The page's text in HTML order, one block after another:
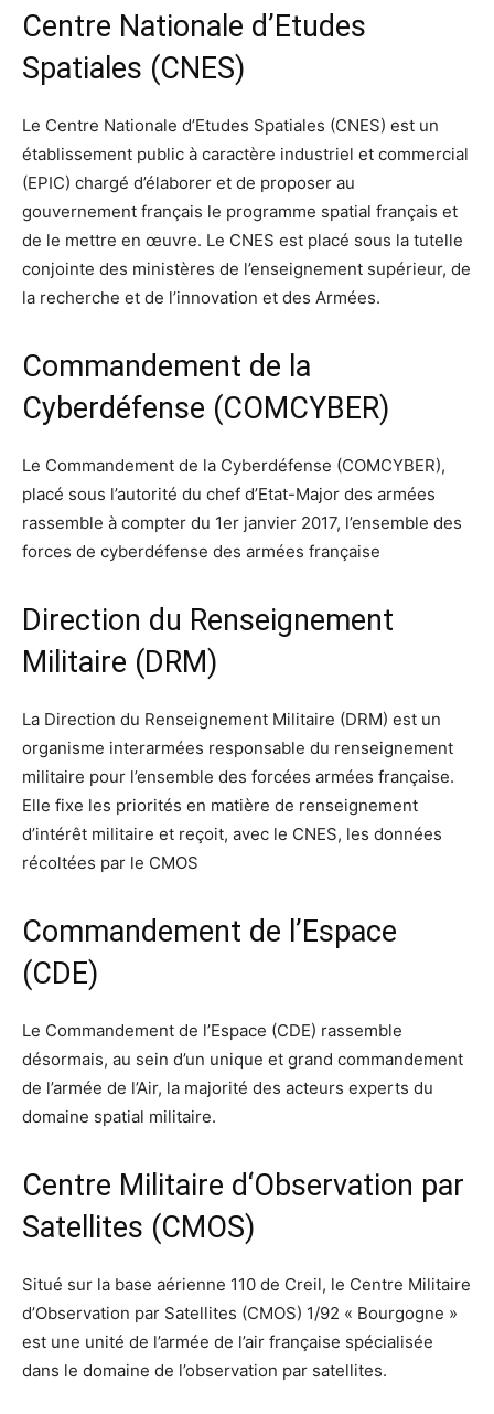
Centre Nationale d’Etudes
Spatiales (CNES)
Le Centre Nationale d’Etudes Spatiales (CNES) est un
établissement public à caractère industriel et commercial
(EPIC) chargé d’élaborer et de proposer au
gouvernement français le programme spatial français et
de le mettre en œuvre. Le CNES est placé sous la tutelle
conjointe des ministères de l’enseignement supérieur, de
la recherche et de l’innovation et des Armées.
Commandement de la
Cyberdéfense (COMCYBER)
Le Commandement de la Cyberdéfense (COMCYBER),
placé sous l’autorité du chef d’Etat-Major des armées
rassemble à compter du 1er janvier 2017, l’ensemble des
forces de cyberdéfense des armées française
Direction du Renseignement
Militaire (DRM)
La Direction du Renseignement Militaire (DRM) est un
organisme interarmées responsable du renseignement
militaire pour l’ensemble des forcées armées française.
Elle fixe les priorités en matière de renseignement
d’intérêt militaire et reçoit, avec le CNES, les données
récoltées par le CMOS
Commandement de l’Espace
(CDE)
Le Commandement de l’Espace (CDE) rassemble
désormais, au sein d’un unique et grand commandement
de l’armée de l’Air, la majorité des acteurs experts du
domaine spatial militaire.
Centre Militaire d‘Observation par
Satellites (CMOS)
Situé sur la base aérienne 110 de Creil, le Centre Militaire
d’Observation par Satellites (CMOS) 1/92 « Bourgogne »
est une unité de l’armée de l’air française spécialisée
dans le domaine de l’observation par satellites.